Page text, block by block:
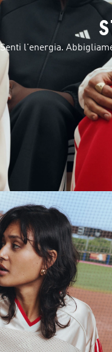
Senti l'energia.